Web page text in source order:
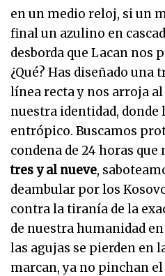
en un medio reloj, si un
final un azulino en
desborda que Lacan nos
¿Qué? Has diseñado
línea recta y nos arroja
nuestra identidad, donde
entrópico. Buscamos
condena de 24 horas
tres y al nueve,
deambular por los
contra la tiranía de la
de nuestra humanidad
las agujas se pierden en
marcan, ya no pinchan